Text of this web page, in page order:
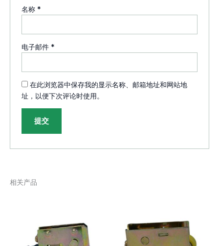
名称 *
电子邮件 *
在此浏览器中保存我的显示名称、邮箱地址和网站地
址，以便下次评论时使用。
相关产品